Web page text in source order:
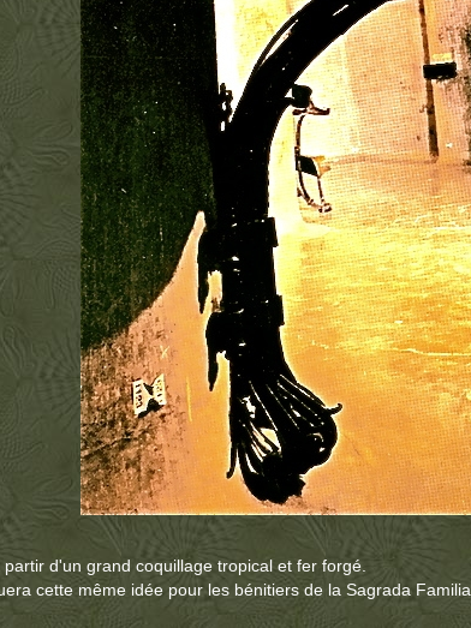
partir d'un grand coquillage tropical et fer forgé.
cette même idée pour les bénitiers de la Sagrada Familia